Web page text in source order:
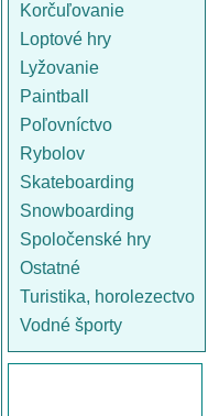
Korčuľovanie
Loptové hry
Lyžovanie
Paintball
Poľovníctvo
Rybolov
Skateboarding
Snowboarding
Spoločenské hry
Ostatné
Turistika, horolezectvo
Vodné športy